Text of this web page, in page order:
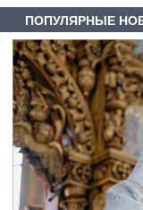
ПОПУЛЯРНЫЕ